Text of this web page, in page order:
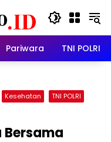
Pariwara TNI POLRI
Kesehatan
TNI POLRI
Bersama